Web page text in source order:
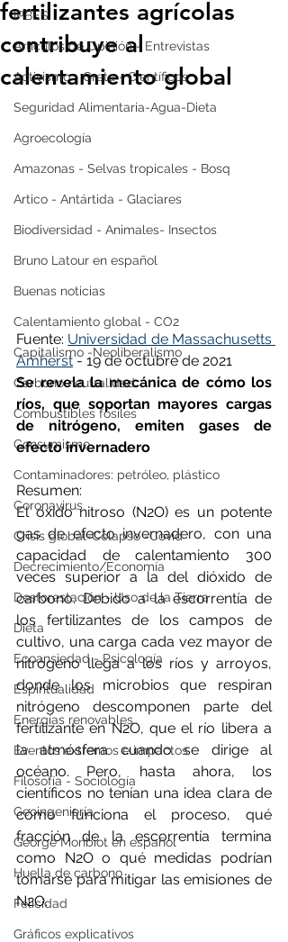
IPBES
Artículos de Opinión - Entrevistas
Activismo - Greta - Científicos
Seguridad Alimentaria-Agua-Dieta
Agroecología
Amazonas - Selvas tropicales - Bosq
Artico - Antártida - Glaciares
Biodiversidad - Animales- Insectos
Bruno Latour en español
Buenas noticias
Calentamiento global - CO2
Capitalismo -Neoliberalismo
Carbono neutralidad
Combustibles fósiles
Consumismo
Contaminadores: petróleo, plástico
Coronavirus
Crisis global-Colapso -Covid
Decrecimiento/Economía
Desforestación - Uso de la Tierra
Dieta
Ecoansiedad - Psicología
Espiritualidad
Energías renovables
Eventos extremos e impactos
Filosofía - Sociología
Geoingeniería
George Monbiot en español
Huella de carbono
Felicidad
Gráficos explicativos
fertilizantes agrícolas
contribuye al
calentamiento global
Fuente: Universidad de Massachusetts
Amherst - 19 de octubre de 2021
Se revela la mecánica de cómo los
ríos, que soportan mayores cargas
de nitrógeno, emiten gases de
efecto invernadero
Resumen:
El óxido nitroso (N2O) es un potente
gas de efecto invernadero, con una
capacidad de calentamiento 300
veces superior a la del dióxido de
carbono. Debido a la escorrentía de
los fertilizantes de los campos de
cultivo, una carga cada vez mayor de
nitrógeno llega a los ríos y arroyos,
donde los microbios que respiran
nitrógeno descomponen parte del
fertilizante en N2O, que el río libera a
la atmósfera cuando se dirige al
océano. Pero, hasta ahora, los
científicos no tenían una idea clara de
cómo funciona el proceso, qué
fracción de la escorrentía termina
como N2O o qué medidas podrían
tomarse para mitigar las emisiones de
N2O.